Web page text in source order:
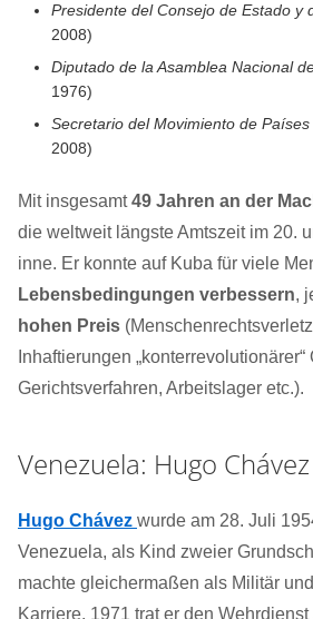
Presidente del Consejo de Estado y
2008)
Diputado de la Asamblea Nacional
1976)
Secretario del Movimiento de
2008)
Mit insgesamt49 Jahren an der
die weltweit längste Amtszeit im 20.
inne. Er konnte auf Kuba für viele
Lebensbedingungen verbessern,
hohen Preis
Inhaftierungen
Gerichtsverfahren, Arbeitslager etc.).
Venezuela: Hugo Chávez
Hugo Chávez wurde am 28. Juli
Venezuela, als Kind zweier
machte gleichermaßen als Militär
Karriere. 1971 trat er den